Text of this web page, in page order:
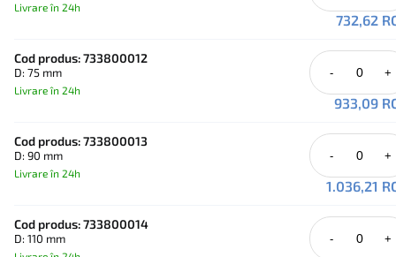
Livrare în 24h
732,62
Cod produs: 733800012
D: 75 mm
Livrare în 24h
- +
933,09
Cod produs: 733800013
D: 90 mm
Livrare în 24h
- +
1.036,21
Cod produs: 733800014
D: 110 mm - +